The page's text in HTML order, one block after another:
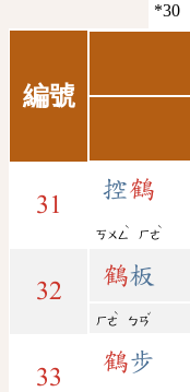
編號
31
控鶴
ㄎㄨㄥ
ˋ
ㄏㄜ
ˋ
32
鶴板
ㄏㄜ
ˋ
ㄅㄢ
ˇ
33
鶴步